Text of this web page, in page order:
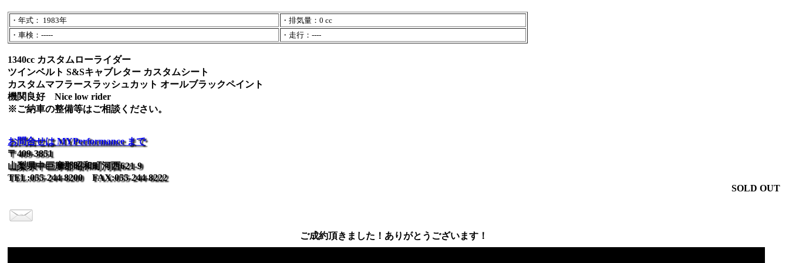
・年式： 1983年
・排気量：0 cc
・車検：-----
・走行：----
1340cc カスタムローライダー
ツインベルト S&Sキャブレター カスタムシート
カスタムマフラースラッシュカット オールブラックペイント
機関良好 Nice low rider
※ご納車の整備等はご相談ください。
お問合せは MYPerformance まで
〒409-3851
山梨県中巨摩郡昭和町河西621-9
TEL:055-244-8200 FAX:055-244-8222
SOLD OUT
ご成約頂きました！ありがとうございます！